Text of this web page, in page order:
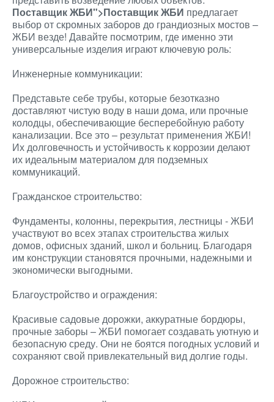
Поставщик ЖБИ">Поставщик ЖБИ предлагает
выбор от скромных заборов до грандиозных мостов –
ЖБИ везде! Давайте посмотрим, где именно эти
универсальные изделия играют ключевую роль:
Инженерные коммуникации:
Представьте себе трубы, которые безотказно
доставляют чистую воду в наши дома, или прочные
колодцы, обеспечивающие бесперебойную работу
канализации. Все это – результат применения ЖБИ!
Их долговечность и устойчивость к коррозии делают
их идеальным материалом для подземных
коммуникаций.
Гражданское строительство:
Фундаменты, колонны, перекрытия, лестницы - ЖБИ
участвуют во всех этапах строительства жилых
домов, офисных зданий, школ и больниц. Благодаря
им конструкции становятся прочными, надежными и
экономически выгодными.
Благоустройство и ограждения:
Красивые садовые дорожки, аккуратные бордюры,
прочные заборы – ЖБИ помогает создавать уютную и
безопасную среду. Они не боятся погодных условий и
сохраняют свой привлекательный вид долгие годы.
Дорожное строительство: